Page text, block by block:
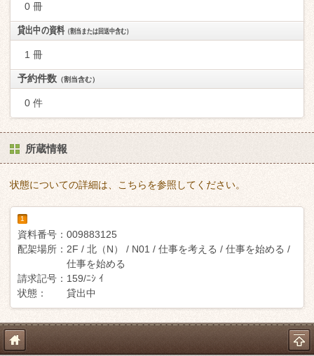
0 冊
貸出中の資料（割当または回送中含む）
1 冊
予約件数 （割当含む）
0 件
所蔵情報
状態についての詳細は、こちらを参照してください。
1
資料番号： 009883125
配架場所： 2F / 北（N） / N01 / 仕事を考える / 仕事を始める /
仕事を始める
請求記号： 159/ﾆｼ ｲ
状態：
貸出中